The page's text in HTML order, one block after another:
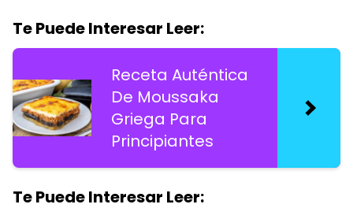
Te Puede Interesar Leer:
Receta Auténtica
De Moussaka
Griega Para
Principiantes
Te Puede Interesar Leer: